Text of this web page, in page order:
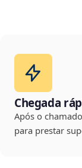
Chegada
Após o
para prestar